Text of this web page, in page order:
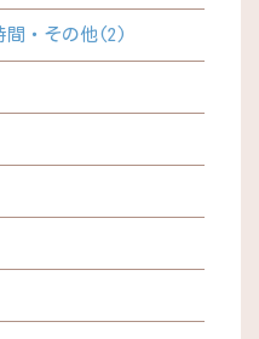
間・その他(2)